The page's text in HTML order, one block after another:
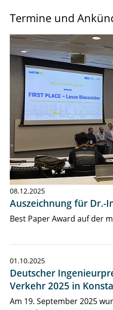
Termine und
08.12.2025
Auszeichnung für Dr.-
Best Paper Award auf der
01.10.2025
Deutscher
Verkehr 2025 in
Am 19. September 2025